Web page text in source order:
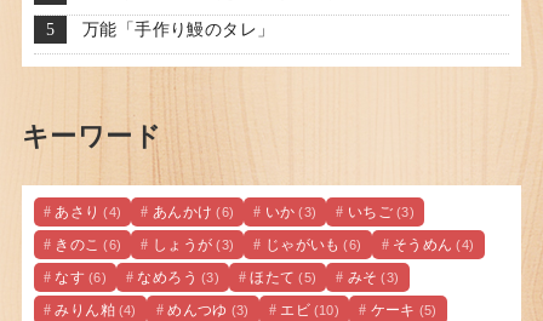
万能「手作り鰻のタレ」
キーワード
あさり (4) あんかけ (6) いか (3) いちご (3)
きのこ (6) しょうが (3) じゃがいも (6) そうめん (4)
なす (6) なめろう (3) ほたて (5) みそ (3)
みりん粕 (4) めんつゆ (3) エビ (10) ケーキ (5)